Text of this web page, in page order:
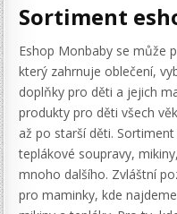
Sortiment
Eshop Monbaby se může
který zahrnuje oblečení,
doplňky pro děti a jejich
produkty pro děti všech
až po starší děti.
teplákové soupravy,
mnoho dalšího. Zvláštní
pro maminky, kde